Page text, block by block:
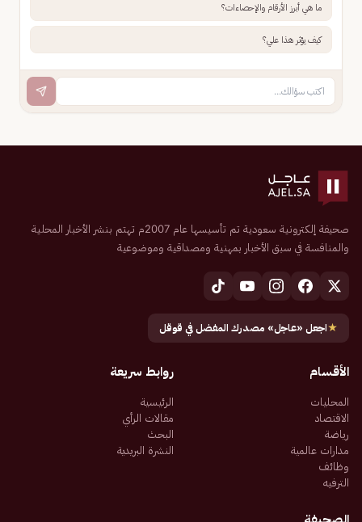
ما هي أبرز الأرقام والإحصاءات؟
كيف يؤثر هذا علي؟
صحيفة إلكترونية سعودية تم تأسيسها عام 2007م تهتم بنشر الأخبار المحلية
والمنافسة في سبق الأخبار بمهنية ومصداقية وموضوعية
★اجعل «عاجل» مصدرك المفضل في قوقل
الأقسام
المحليات
الاقتصاد
رياضة
مدارات عالمية
وظائف
الترفيه
روابط سريعة
الرئيسية
مقالات الرأي
البحث
النشرة البريدية